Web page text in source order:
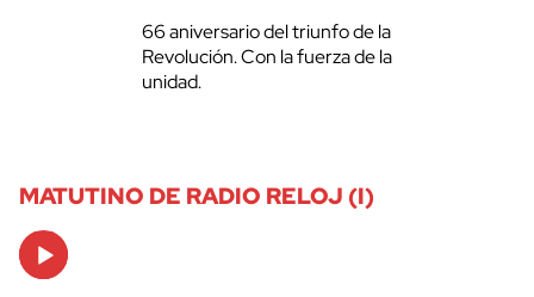
66 aniversario del triunfo de la
Revolución. Con la fuerza de la
unidad.
MATUTINO DE RADIO RELOJ (I)
Audio
Player